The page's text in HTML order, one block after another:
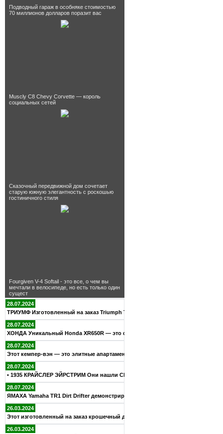
Подводный гараж в особняке стоимостью
70 миллионов долларов поразит вас
Muscly C8 Chevy Corvette — король
социальных сетей
Сказочный передвижной дом сочетает
старую южную элегантность с роскошью
гостиничного стиля
Fourgiven V-4 Softail - это все, о чем вы
мечтали в велосипеде, но есть только один
сущест
28.07.2024
ТРИУМФ Изготовленный на заказ Triumph TR6R Bobber — дань ува
28.07.2024
ХОНДА Уникальный Honda XR650R — это своего рода спецвыпуск н
28.07.2024
Этот кемпер-вэн — это элитные апартаменты на колесах, которы
28.07.2024
• 1935 КРАЙСЛЕР ЭЙРСТРИМ Они нашли Chrysler 1935 года в дома
28.07.2024
ЯМАХА Yamaha TR1 Dirt Drifter демонстрирует потрясающую выхл
26.03.2024
Этот изготовленный на заказ крошечный дом на Тасмании полнос
26.03.2024